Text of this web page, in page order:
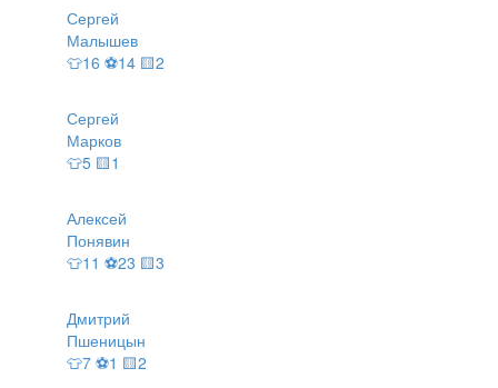
Сергей
Малышев
👕16 ⚽14 🟨2
Сергей
Марков
👕5 🟨1
Алексей
Понявин
👕11 ⚽23 🟨3
Дмитрий
Пшеницын
👕7 ⚽1 🟨2